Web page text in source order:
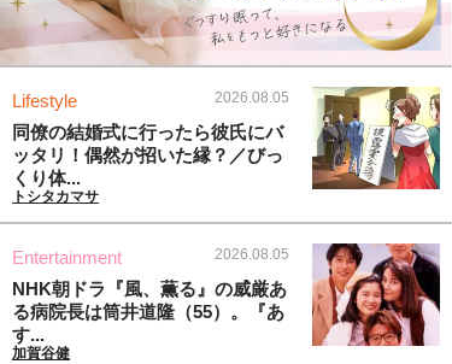
Lifestyle 2026.08.05
同僚の結婚式に行ったら彼氏にバ
ッタリ！偶然が招いた縁？／びっ
くり体...
トシタカマサ
Entertainment 2026.08.05
NHK朝ドラ『風、薫る』の威厳あ
る病院長は筒井道隆（55）。『あ
す...
加賀谷健